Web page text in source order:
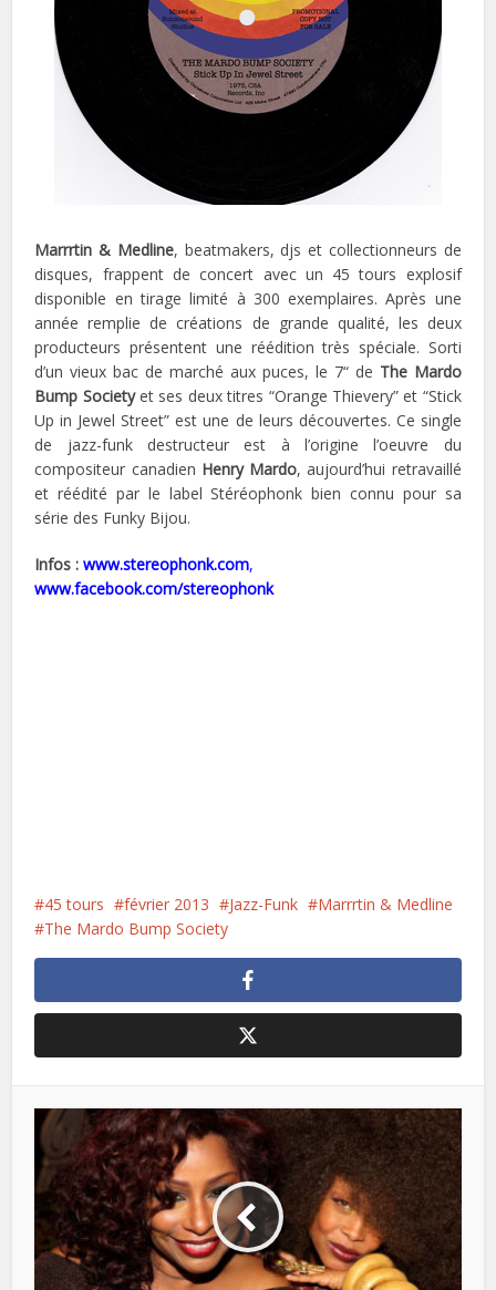
Marrrtin & Medline, beatmakers, djs et collectionneurs de
disques, frappent de concert avec un 45 tours explosif
disponible en tirage limité à 300 exemplaires. Après une
année remplie de créations de grande qualité, les deux
producteurs présentent une réédition très spéciale. Sorti
d’un vieux bac de marché aux puces, le 7“ de The Mardo
Bump Societyet ses deux titres “Orange Thievery” et “Stick
Up in Jewel Street” est une de leurs découvertes. Ce single
de jazz-funk destructeur est à l’origine l’oeuvre du
compositeur canadien Henry Mardo, aujourd’hui retravaillé
et réédité par le label Stéréophonk bien connu pour sa
série des Funky Bijou.
Infos :www.stereophonk.com,
www.facebook.com/stereophonk
45 tours février 2013 Jazz-Funk
Marrrtin & Medline
The Mardo Bump Society